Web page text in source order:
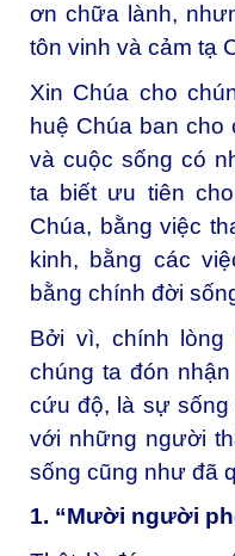
ơn chữa lành,
tôn vinh và cảm tạ
Xin Chúa cho
huệ Chúa ban
và cuộc sống có
ta biết ưu tiên
Chúa, bằng việc
kinh, bằng các
bằng chính đời
Bởi vì, chính
chúng ta đón
cứu độ, là sự
với những người
sống cũng như đã
1. “Mười người